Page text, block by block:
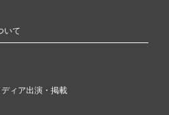
いて
ディア出演・掲載